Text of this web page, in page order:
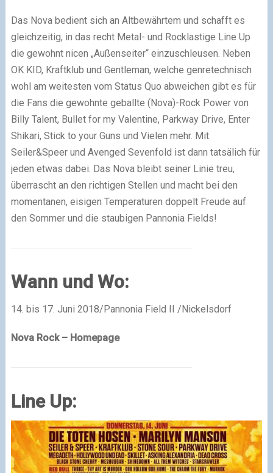
Das Nova bedient sich an Altbewährtem und schafft es
gleichzeitig, in das recht Metal- und Rocklastige Line Up
die gewohnt nicen „Außenseiter“ einzuschleusen. Neben
OK KID, Kraftklub und Gentleman, welche genretechnisch
wohl am weitesten vom Status Quo abweichen gibt es für
die Fans die gewohnte geballte (Nova)-Rock Power von
Billy Talent, Bullet for my Valentine, Parkway Drive, Enter
Shikari, Stick to your Guns und Vielen mehr. Mit
Seiler&Speer und Avenged Sevenfold ist dann tatsälich für
jeden etwas dabei. Das Nova bleibt seiner Linie treu,
überrascht an den richtigen Stellen und macht bei den
momentanen, eisigen Temperaturen doppelt Freude auf
den Sommer und die staubigen Pannonia Fields!
Wann und Wo:
14. bis 17. Juni 2018/Pannonia Field II /Nickelsdorf
Nova Rock – Homepage
Line Up: